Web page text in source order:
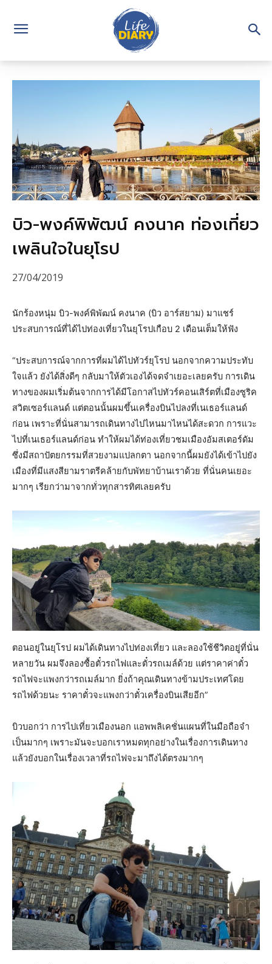
บิว-พงค์พิพัฒน์ คงนาค ท่องเที่ยว
เพลินใจในยุโรป
27/04/2019
นักร้องหนุ่ม บิว-พงค์พิพัฒน์ คงนาค (บิว อาร์สยาม) มาแชร์
ประสบการณ์ที่ได้ไปท่องเที่ยวในยุโรปเกือบ 2 เดือนเต็มให้ฟัง
“ประสบการณ์จากการที่ผมได้ไปทัวร์ยุโรป นอกจากความประทับ
ใจแล้ว ยังได้สิ่งดีๆ กลับมาให้ตัวเองได้จดจำเยอะเลยครับ การเดิน
ทางของผมเริ่มต้นจากการได้มีโอกาสไปทัวร์คอนเสิร์ตที่เมืองซูริค
สวิตเซอร์แลนด์ แต่ตอนนั้นผมขึ้นเครื่องบินไปลงที่เนเธอร์แลนด์
ก่อน เพราะที่นั่นสามารถเดินทางไปไหนมาไหนได้สะดวก การแวะ
ไปที่เนเธอร์แลนด์ก่อน ทำให้ผมได้ท่องเที่ยวชมเมืองอัมสเตอร์ดัม
ซึ่งมีสถาปัตยกรรมที่สวยงามแปลกตา นอกจากนี้ผมยังได้เข้าไปยัง
เมืองที่มีแสงสียามราตรีคล้ายกับพัทยาบ้านเราด้วย ที่นั่นคนเยอะ
มากๆ เรียกว่ามาจากทั่วทุกสารทิศเลยครับ
ตอนอยู่ในยุโรป ผมได้เดินทางไปท่องเที่ยว และลองใช้ชีวิตอยู่ที่นั่น
หลายวัน ผมจึงลองซื้อตั๋วรถไฟและตั๋วรถเมล์ด้วย แต่ราคาค่าตั๋ว
รถไฟจะแพงกว่ารถเมล์มาก ยิ่งถ้าคุณเดินทางข้ามประเทศโดย
รถไฟด้วยนะ ราคาตั๋วจะแพงกว่าตั๋วเครื่องบินเสียอีก”
บิวบอกว่า การไปเที่ยวเมืองนอก แอพพลิเคชั่นแผนที่ในมือถือจำ
เป็นมากๆ เพราะมันจะบอกเราหมดทุกอย่างในเรื่องการเดินทาง
แล้วยังบอกในเรื่องเวลาที่รถไฟจะมาถึงได้ตรงมากๆ